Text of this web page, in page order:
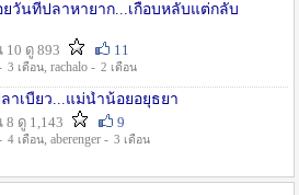
วันที่ปลาหายาก...เกือบหลับแต่กลับ
10 ดู 893
11
3 เดือน, rachalo - 2 เดือน
าเบี้ยว...แม่น้ำน้อยอยุธยา
8 ดู 1,143
9
4 เดือน, aberenger - 3 เดือน